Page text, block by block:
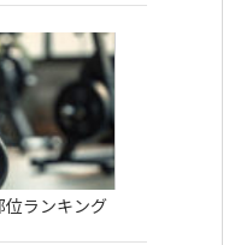
位ランキング